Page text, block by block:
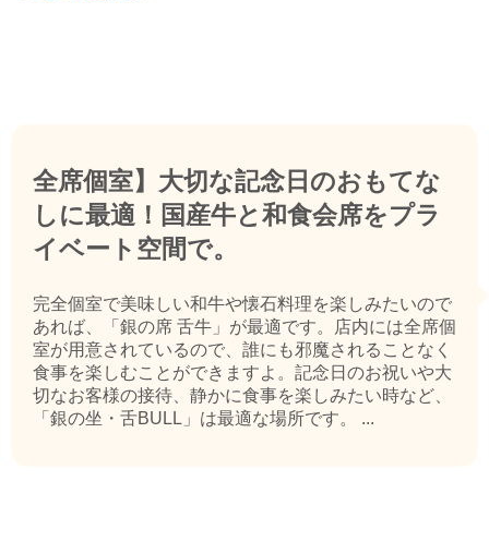
全席個室】大切な記念日のおもてな
しに最適！国産牛と和食会席をプラ
イベート空間で。
完全個室で美味しい和牛や懐石料理を楽しみたいので
あれば、「銀の席 舌牛」が最適です。店内には全席個
室が用意されているので、誰にも邪魔されることなく
食事を楽しむことができますよ。記念日のお祝いや大
切なお客様の接待、静かに食事を楽しみたい時など、
「銀の坐・舌BULL」は最適な場所です。 ...